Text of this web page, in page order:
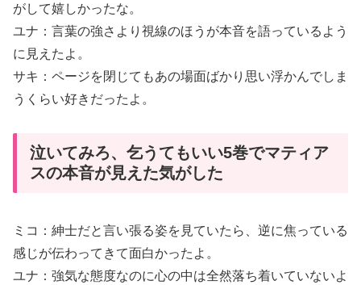
がして嬉しかったな。
ユナ：言葉の強さより視線のほうが本音を語っているよう
に見えたよ。
サキ：ページを閉じてもあの場面ばかり思い浮かんでしま
うくらい好きだったよ。
泣いてみろ、乞うてもいい5巻でマティア
スの本音が見えた気がした
ミコ：紳士だと言い張る姿を見ていたら、逆に焦っている
感じが伝わってきて面白かったよ。
ユナ：強気な態度なのに心の中は全然落ち着いていないよ